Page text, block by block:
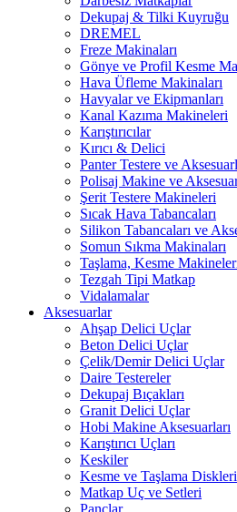
Dekupaj & Tilki Kuyruğu
DREMEL
Freze Makinaları
Gönye ve Profil Kesme
Hava Üfleme Makinaları
Havyalar ve Ekipmanları
Kanal Kazıma Makineleri
Karıştırıcılar
Kırıcı & Delici
Panter Testere ve
Polisaj Makine ve
Şerit Testere Makineleri
Sıcak Hava Tabancaları
Silikon Tabancaları ve
Somun Sıkma Makinaları
Taşlama, Kesme
Tezgah Tipi Matkap
Vidalamalar
Aksesuarlar
Ahşap Delici Uçlar
Beton Delici Uçlar
Çelik/Demir Delici Uçlar
Daire Testereler
Dekupaj Bıçakları
Granit Delici Uçlar
Hobi Makine Aksesuarları
Karıştırıcı Uçları
Keskiler
Kesme ve Taşlama Diskleri
Matkap Uç ve Setleri
Pançlar